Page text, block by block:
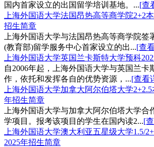
国内首家设立的出国留学培训基地。...[查
上海外国语大学法国昂热高等商学院2+2
招生简章
上海外国语大学与法国昂热高等商学院签
(教育部)留学服务中心首家设立的出...[查
上海外国语大学英国兰卡斯特大学预科
自2006年起，上海外国语大学与英国兰卡
作，依托和发挥各自的优势资源，...[查看
上海外国语大学加拿大阿尔伯塔大学
年招生简章
上海外国语大学与加拿大阿尔伯塔大学合
学项目。报考该项目的学生在国内读2...[
上海外国语大学澳大利亚五星级大学1.5/
2025年招生简章